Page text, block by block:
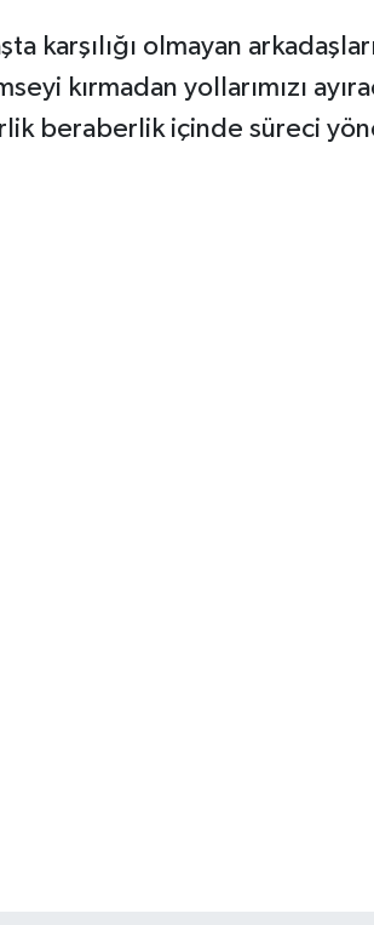
karşılığı olmayan
kırmadan yollarımızı
beraberlik içinde süreci